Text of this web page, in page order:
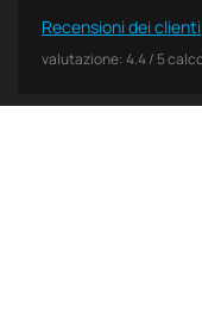
Recensioni dei clienti
valutazione:4.4/ 5